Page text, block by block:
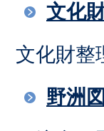
文化
文化財整
野洲